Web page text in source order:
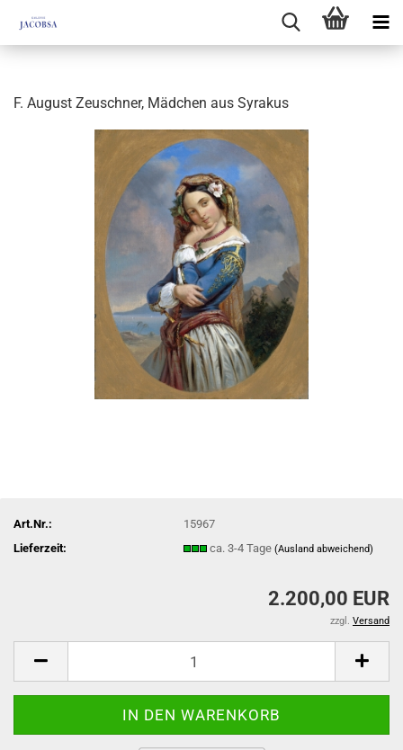
F. August Zeuschner, Mädchen aus Syrakus
Art.Nr.:
15967
Lieferzeit:
ca. 3-4 Tage(Ausland abweichend)
2.200,00 EUR
zzgl. Versand